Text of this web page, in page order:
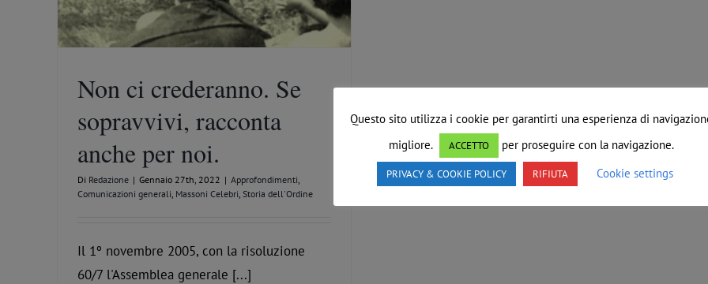
Non ci crederanno. Se
sopravvivi, racconta
anche per noi.
Di Redazione | Gennaio 27th, 2022 | Approfondimenti
Comunicazioni generali Massoni Celebri Storia dell'Ordine
Il 1º novembre 2005, con la risoluzione
60/7 l'Assemblea generale [...]
Questo sito utilizza i cookie per garantirti una esperienza di
migliore.
ACCETTO per proseguire con la navigazione.
PRIVACY & COOKIE POLICY RIFIUTA Cookie settings